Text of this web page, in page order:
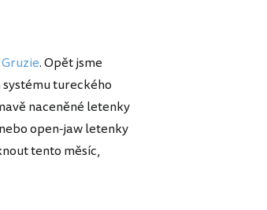
. Opět jsme
tureckého
naceněné letenky
open-jaw letenky
tento měsíc,